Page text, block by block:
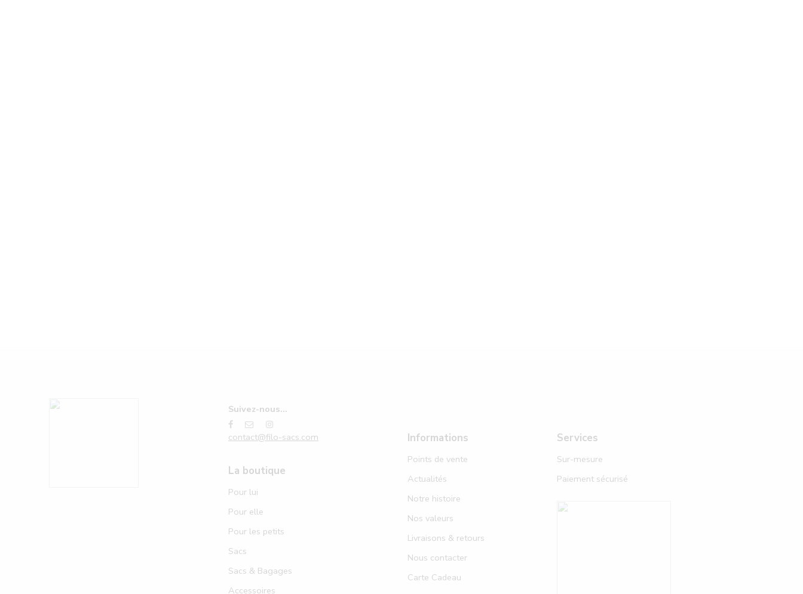
Suivez-nous...
contact@filo-sacs.com
La boutique
Pour lui
Pour elle
Pour les petits
Sacs
Sacs & Bagages
Accessoires
Informations
Points de vente
Actualités
Notre histoire
Nos valeurs
Livraisons & retours
Nous contacter
Carte Cadeau
Services
Sur-mesure
Paiement sécurisé